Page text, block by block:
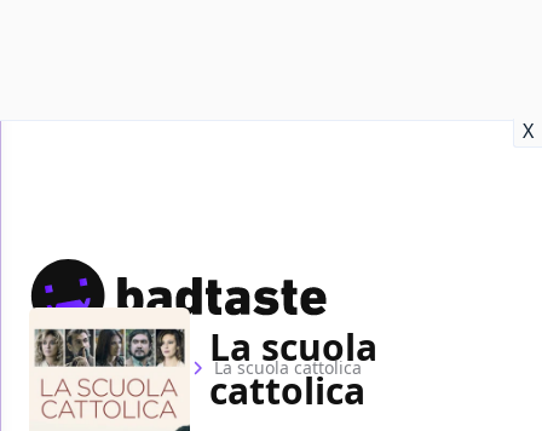
X
Home Film La scuola cattolica
La scuola
cattolica